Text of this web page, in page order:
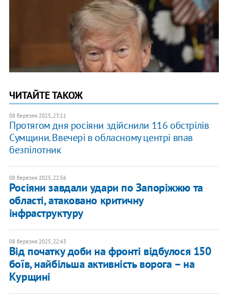
ЧИТАЙТЕ ТАКОЖ
08 березня 2025, 23:11
Протягом дня росіяни здійснили 116 обстрілів
Сумщини. Ввечері в обласному центрі впав
безпілотник
08 березня 2025, 22:56
Росіяни завдали удари по Запоріжжю та
області, атаковано критичну
інфраструктуру
08 березня 2025, 22:43
Від початку доби на фронті відбулося 150
боїв, найбільша активність ворога – на
Курщині